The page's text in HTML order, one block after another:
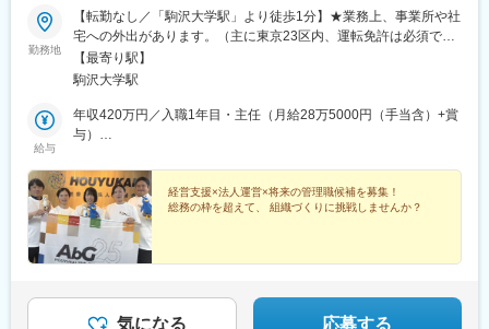
勤務地
【転勤なし／「駒沢大学駅」より徒歩1分】★業務上、事業所や社
宅への外出があります。（主に東京23区内、運転免許は必須では
ありません）＜本社＞〒154-0012東京都世田谷区駒沢1-4-15 真井
ビル5階＜アクセス＞・東急田園都市線「駒沢大学駅／駒沢公園
【最寄り駅】
駒沢大学駅
給与
年収420万円／入職1年目・主任（月給28万5000円（手当含）+賞
与）
経営支援×法人運営×将来の管理職候補を募集！
総務の枠を超えて、 組織づくりに挑戦しませんか？
気になる 応募する